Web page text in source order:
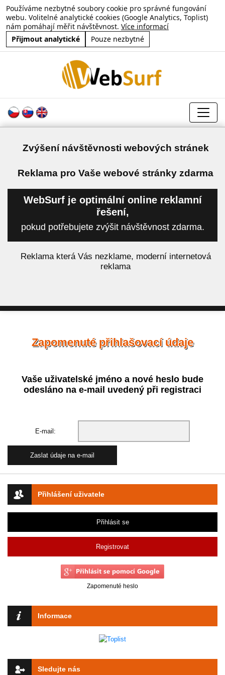
Používáme nezbytné soubory cookie pro správné fungování
webu. Volitelné analytické cookies (Google Analytics, Toplist)
nám pomáhají měřit návštěvnost. Více informací
Přijmout analytické
Pouze nezbytné
Zvýšení návštěvnosti webových stránek
Reklama pro Vaše webové stránky zdarma
WebSurf je optimální online reklamní
řešení,
pokud potřebujete zvýšit návštěvnost zdarma.
Reklama která Vás nezklame, moderní internetová
reklama
Přihlášení uživatele
Přihlásit se
Registrovat
Zapomenuté heslo
Informace
Sledujte nás
Zapomenuté přihlašovací údaje
Vaše uživatelské jméno a nové heslo bude
odesláno na e-mail uvedený při registraci
E-mail: